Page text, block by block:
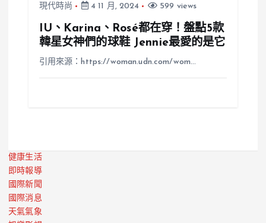
現代時尚 4 11 月, 2024 599 views
IU、Karina、Rosé都在穿！盤點5款
韓星女神們的球鞋 Jennie最愛的是它
引用來源：https://woman.udn.com/wom…
健康生活
即時報導
國際新聞
國際消息
天氣氣象